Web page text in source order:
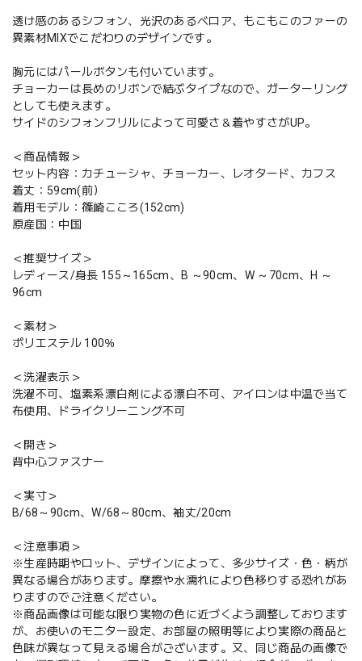
透け感のあるシフォン、光沢のあるベロア、もこもこのファーの
異素材MIXでこだわりのデザインです。
胸元にはパールボタンも付いています。
チョーカーは長めのリボンで結ぶタイプなので、ガーターリング
としても使えます。
サイドのシフォンフリルによって可愛さ＆着やすさがUP。
＜商品情報＞
セット内容：カチューシャ、チョーカー、レオタード、カフス
着丈：59cm(前）
着用モデル：篠崎こころ(152cm)
原産国：中国
＜推奨サイズ＞
レディース/身長 155～165cm、B ～90cm、W ～70cm、H ～
96cm
＜素材＞
ポリエステル 100％
＜洗濯表示＞
洗濯不可、塩素系漂白剤による漂白不可、アイロンは中温で当て
布使用、ドライクリーニング不可
＜開き＞
背中心ファスナー
＜実寸＞
B/68～90cm、W/68～80cm、袖丈/20cm
＜注意事項＞
※生産時期やロット、デザインによって、多少サイズ・色・柄が
異なる場合があります。摩擦や水濡れにより色移りする恐れがあ
りますのでご注意ください。
※商品画像は可能な限り実物の色に近づくよう調整しております
が、お使いのモニター設定、お部屋の照明等により実際の商品と
色味が異なって見える場合がございます。又、同じ商品の画像で